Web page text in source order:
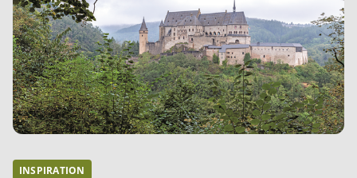
INSPIRATION